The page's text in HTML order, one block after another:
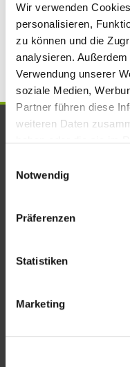
Wir verwenden
personalisieren,
zu können und die
analysieren.
Verwendung unserer
soziale Medien,
Partner führen diese
weiteren Daten
haben oder die sie im
Notwendig
Präferenzen
Statistiken
Marketing
Immobilienkauf Bad
UNSERE
KONTAKT